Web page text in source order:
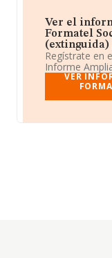
Ver el
Formatel
(extinguida)
Regístrate en
Informe
VER